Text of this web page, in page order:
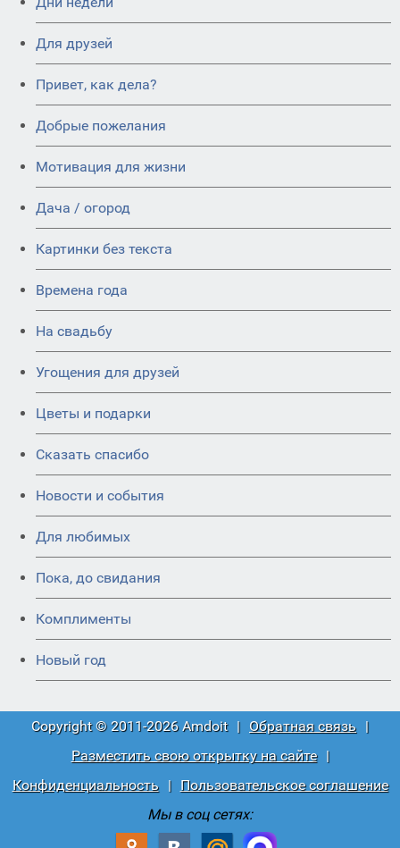
Для друзей
Привет, как дела?
Добрые пожелания
Мотивация для жизни
Дача / огород
Картинки без текста
Времена года
На свадьбу
Угощения для друзей
Цветы и подарки
Сказать спасибо
Новости и события
Для любимых
Пока, до свидания
Комплименты
Новый год
Copyright © 2011-2026 Amdoit | Обратная связь |
Разместить свою открытку на сайте
|
Конфиденциальность
|
Пользовательское соглашение
Мы в соц сетях: